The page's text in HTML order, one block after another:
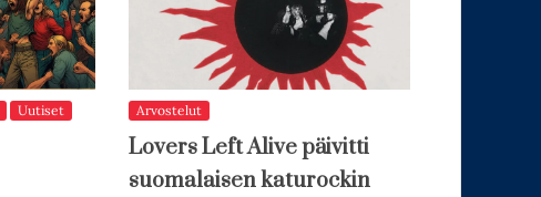
Uutiset
Arvostelut
Lovers Left Alive päivitti
suomalaisen katurockin